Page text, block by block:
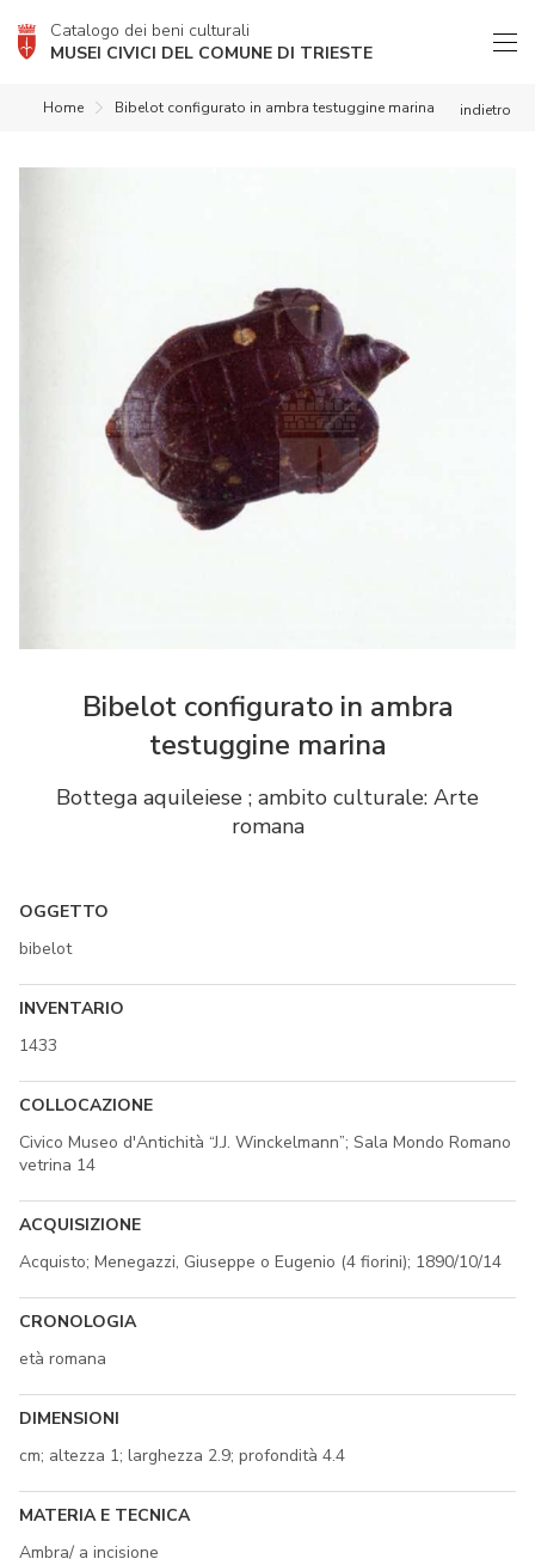
Catalogo dei beni culturali
MUSEI CIVICI DEL COMUNE DI TRIESTE
indietro
Home Bibelot configurato in ambra testuggine marina
Bibelot configurato in ambra
testuggine marina
Bottega aquileiese ; ambito culturale: Arte
romana
OGGETTO
bibelot
INVENTARIO
1433
COLLOCAZIONE
Civico Museo d'Antichità “J.J. Winckelmann”; Sala Mondo Romano
vetrina 14
ACQUISIZIONE
Acquisto; Menegazzi, Giuseppe o Eugenio (4 fiorini); 1890/10/14
CRONOLOGIA
età romana
DIMENSIONI
cm; altezza 1; larghezza 2.9; profondità 4.4
MATERIA E TECNICA
Ambra/ a incisione